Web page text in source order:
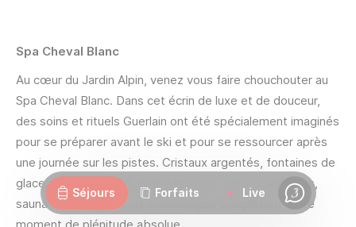
Spa Cheval Blanc
Au cœur du Jardin Alpin, venez vous faire chouchouter au
Spa Cheval Blanc. Dans cet écrin de luxe et de douceur,
des soins et rituels Guerlain ont été spécialement imaginés
pour se préparer avant le ski et pour se ressourcer après
une journée sur les pistes. Cristaux argentés, fontaines de
glace, piscine, jacuzzi, bain à remous, banya extérieurs,
sauna et hammam à chromothérapie complètent votre
Séjours Forfaits Live
Chat
Webcams